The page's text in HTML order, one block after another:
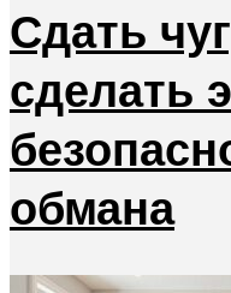
Сдать
сделать
обмана